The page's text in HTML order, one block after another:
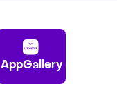
AppGallery